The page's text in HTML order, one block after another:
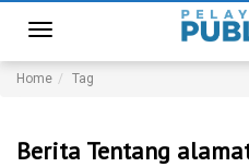
Toggle
navigation
Home Tag
Berita Tentang